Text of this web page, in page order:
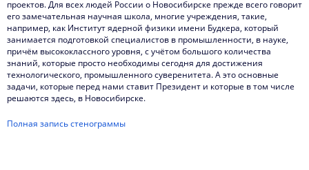
проектов. Для всех людей России о Новосибирске прежде всего говорит
его замечательная научная школа, многие учреждения, такие,
например, как Институт ядерной физики имени Будкера, который
занимается подготовкой специалистов в промышленности, в науке,
причём высококлассного уровня, с учётом большого количества
знаний, которые просто необходимы сегодня для достижения
технологического, промышленного суверенитета. А это основные
задачи, которые перед нами ставит Президент и которые в том числе
решаются здесь, в Новосибирске.
Полная запись стенограммы